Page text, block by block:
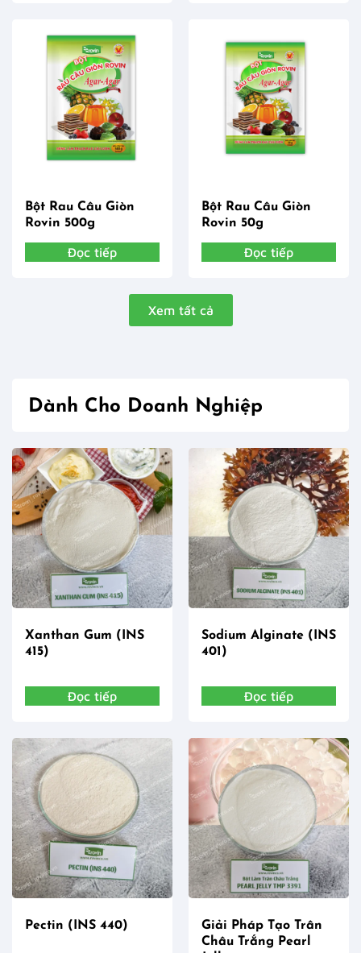
Bột Rau Câu Giòn
Rovin 500g
Đọc tiếp
Bột Rau Câu Giòn
Rovin 50g
Đọc tiếp
Xem tất cả
Dành Cho Doanh Nghiệp
Xanthan Gum (INS
415)
Đọc tiếp
Sodium Alginate (INS
401)
Đọc tiếp
Pectin (INS 440)
Giải Pháp Tạo Trân
Châu Trắng Pearl